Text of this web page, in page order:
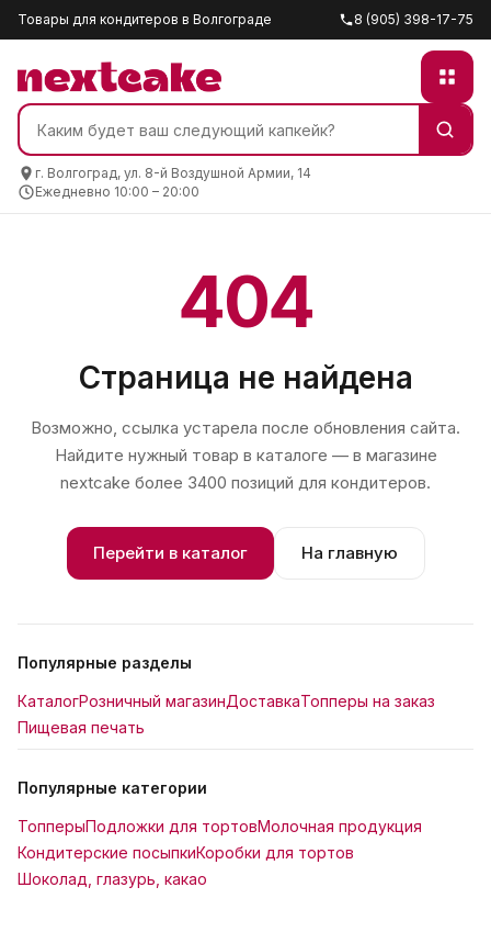
Товары для кондитеров в Волгограде 8 (905) 398-17-75
г. Волгоград, ул. 8-й Воздушной Армии, 14
Ежедневно 10:00 – 20:00
404
Страница не найдена
Возможно, ссылка устарела после обновления сайта.
Найдите нужный товар в каталоге — в магазине
nextcake более 3400 позиций для кондитеров.
Перейти в каталог На главную
Популярные разделы
КаталогРозничный магазинДоставкаТопперы на заказ
Пищевая печать
Популярные категории
ТопперыПодложки для тортовМолочная продукция
Кондитерские посыпкиКоробки для тортов
Шоколад, глазурь, какао